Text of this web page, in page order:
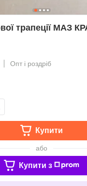
трапеції МАЗ
Опт і роздріб
Купити
або
Купити з